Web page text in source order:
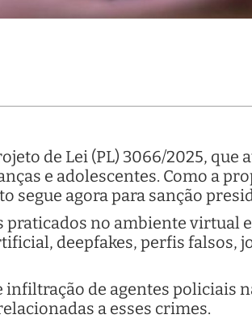
de Lei (PL) 3066/2025, que
e adolescentes. Como a
segue agora para sanção
no ambiente virtual
deepfakes, perfis falsos,
de agentes policiais
a esses crimes.